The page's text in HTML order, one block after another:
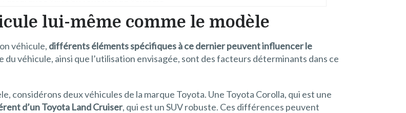
lui-même comme le modèle
véhicule, différents éléments spécifiques à ce dernier peuvent influencer le
du véhicule, ainsi que l’utilisation envisagée, sont des facteurs déterminants dans ce
considérons deux véhicules de la marque Toyota. Une Toyota Corolla, qui est une
d’un Toyota Land Cruiser, qui est un SUV robuste. Ces différences peuvent